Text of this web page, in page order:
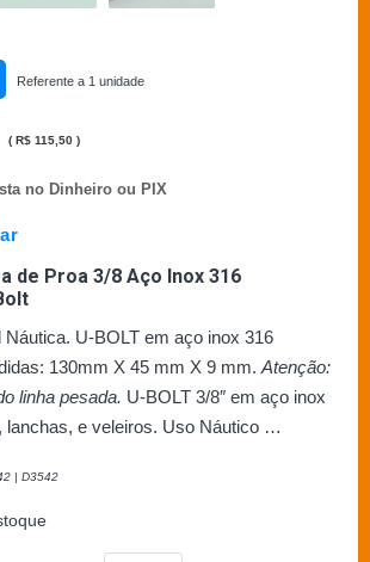
Referente a 1 unidade
( R$ 115,50 )
no Dinheiro ou PIX
de Proa 3/8 Aço Inox 316
U-BOLT em aço inox 316
130mm X 45 mm X 9 mm. Atenção:
linha pesada. U-BOLT 3/8″ em aço inox
lanchas, e veleiros. Uso Náutico …
| D3542